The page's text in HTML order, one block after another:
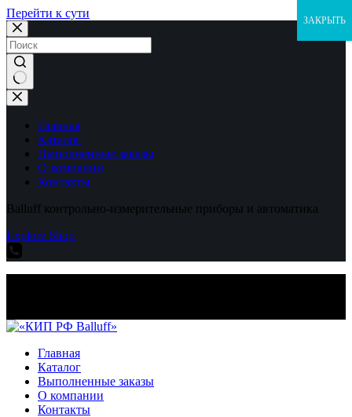
Перейти к сути
Ничего
не
найденоГлавная
Каталог
Выполненные заказы
О компании
Контакты
Balluff контрольно-измерительные приборы и автоматика
Explore Shop
Главная
Каталог
Выполненные заказы
О компании
Контакты
ЗАКРЫТЬ